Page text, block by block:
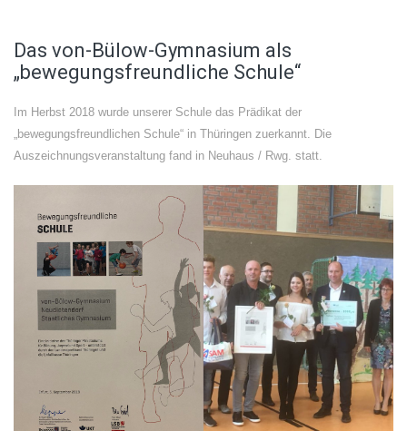
Das von-Bülow-Gymnasium als
„bewegungsfreundliche Schule“
Im Herbst 2018 wurde unserer Schule das Prädikat der
„bewegungsfreundlichen Schule“ in Thüringen zuerkannt. Die
Auszeichnungsveranstaltung fand in Neuhaus / Rwg. statt.